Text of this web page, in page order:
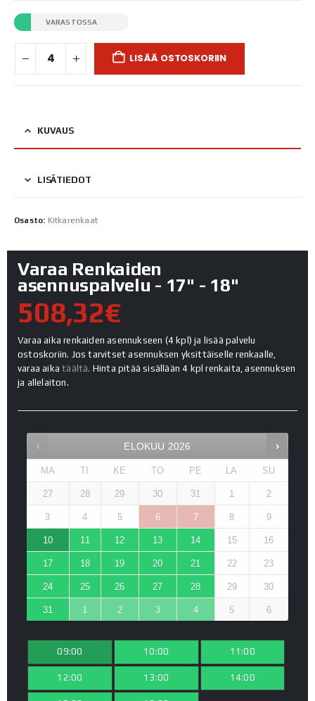
VARASTOSSA
LISÄÄ OSTOSKORIIN
KUVAUS
LISÄTIEDOT
Osasto: Kitkarenkaat
Varaa Renkaiden
asennuspalvelu - 17" - 18"
508,32€
Varaa aika renkaiden asennukseen (4 kpl) ja lisää palvelu
ostoskoriin. Jos tarvitset asennuksen yksittäiselle renkaalle,
varaa aikatäältä. Hinta pitää sisällään 4 kpl renkaita, asennuksen
ja allelaiton.
ELOKUU 2026
MA TI KE TO PE LA SU
27 28 29 30 31 1 2
3 4 5 6 7 8 9
10 11 12 13 14 15 16
17 18 19 20 21 22 23
24 25 26 27 28 29 30
31 1 2 3 4 5 6
09:00 10:00 11:00
12:00 13:00 14:00